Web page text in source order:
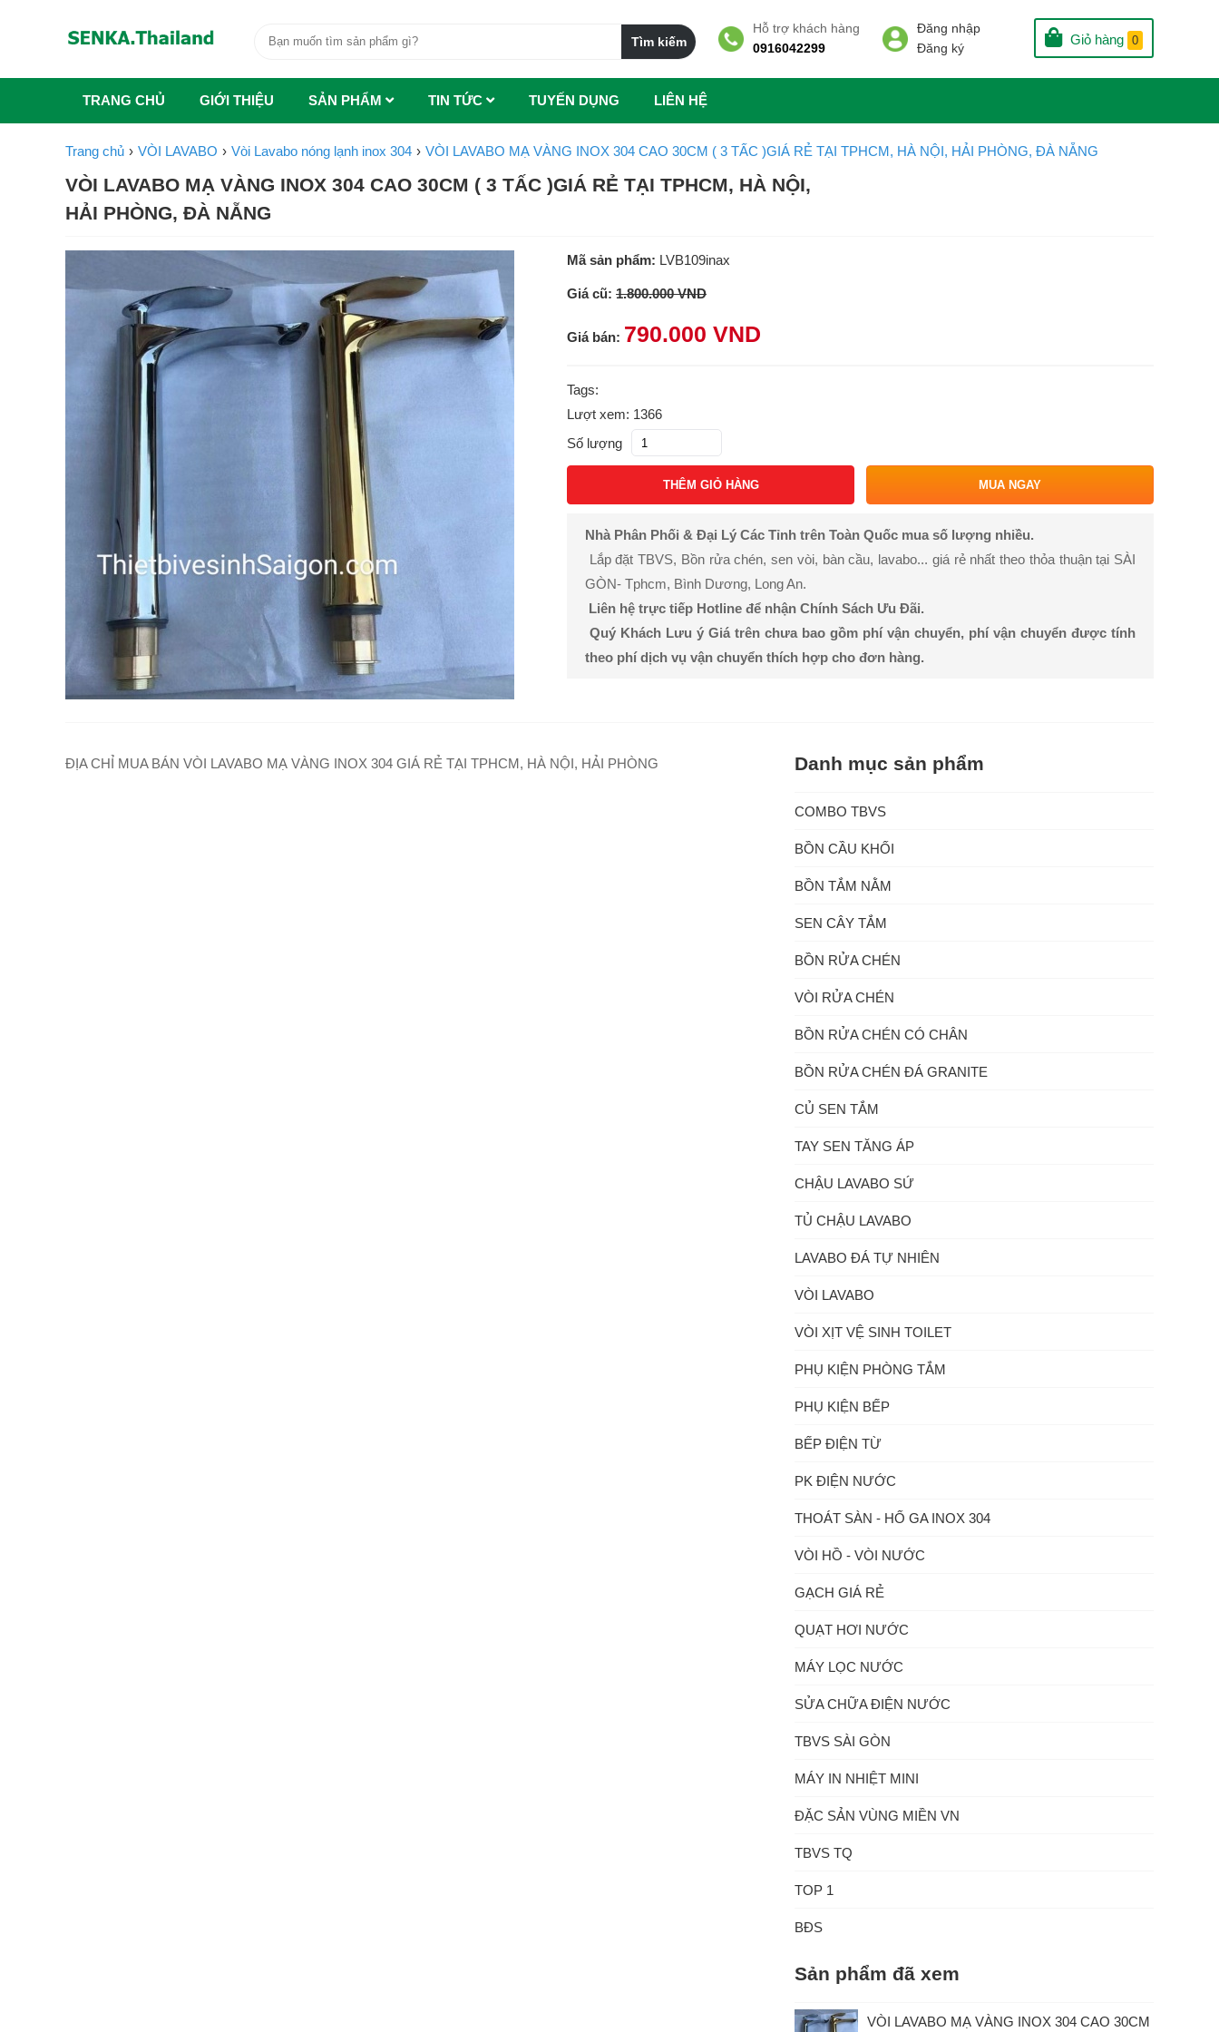
Giỏ hàng 0
Đăng nhập
Đăng ký
Hỗ trợ khách hàng
0916042299
TRANG CHỦ GIỚI THIỆU SẢN PHẨM TIN TỨC TUYẾN DỤNG LIÊN HỆ
Trang chủ VÒI LAVABO Vòi Lavabo nóng lạnh inox 304 VÒI LAVABO MẠ VÀNG INOX 304 CAO 30CM ( 3 TẤC )GIÁ RẺ TẠI TPHCM, HÀ NỘI, HẢI PHÒNG, ĐÀ NẴNG
VÒI LAVABO MẠ VÀNG INOX 304 CAO 30CM ( 3 TẤC )GIÁ RẺ TẠI TPHCM, HÀ NỘI,
HẢI PHÒNG, ĐÀ NẴNG
Mã sản phẩm: LVB109inax
Giá cũ: 1.800.000 VND
Giá bán: 790.000 VND
Tags:
Lượt xem: 1366
Số lượng
THÊM GIỎ HÀNG MUA NGAY
Nhà Phân Phối & Đại Lý Các Tỉnh trên Toàn Quốc mua số lượng nhiều.
Lắp đặt TBVS, Bồn rửa chén, sen vòi, bàn cầu, lavabo... giá rẻ nhất theo thỏa thuận tại SÀI
GÒN- Tphcm, Bình Dương, Long An.
Liên hệ trực tiếp Hotline để nhận Chính Sách Ưu Đãi.
Quý Khách Lưu ý Giá trên chưa bao gồm phí vận chuyển, phí vận chuyển được tính
theo phí dịch vụ vận chuyển thích hợp cho đơn hàng.
ĐỊA CHỈ MUA BÁN VÒI LAVABO MẠ VÀNG INOX 304 GIÁ RẺ TẠI TPHCM, HÀ NỘI, HẢI PHÒNG Danh mục sản phẩm
COMBO TBVS
BỒN CẦU KHỐI
BỒN TẮM NẰM
SEN CÂY TẮM
BỒN RỬA CHÉN
VÒI RỬA CHÉN
BỒN RỬA CHÉN CÓ CHÂN
BỒN RỬA CHÉN ĐÁ GRANITE
CỦ SEN TẮM
TAY SEN TĂNG ÁP
CHẬU LAVABO SỨ
TỦ CHẬU LAVABO
LAVABO ĐÁ TỰ NHIÊN
VÒI LAVABO
VÒI XỊT VỆ SINH TOILET
PHỤ KIỆN PHÒNG TẮM
PHỤ KIỆN BẾP
BẾP ĐIỆN TỪ
PK ĐIỆN NƯỚC
THOÁT SÀN - HỐ GA INOX 304
VÒI HỒ - VÒI NƯỚC
GẠCH GIÁ RẺ
QUẠT HƠI NƯỚC
MÁY LỌC NƯỚC
SỬA CHỮA ĐIỆN NƯỚC
TBVS SÀI GÒN
MÁY IN NHIỆT MINI
ĐẶC SẢN VÙNG MIỀN VN
TBVS TQ
TOP 1
BĐS
Sản phẩm đã xem
VÒI LAVABO MẠ VÀNG INOX 304 CAO 30CM